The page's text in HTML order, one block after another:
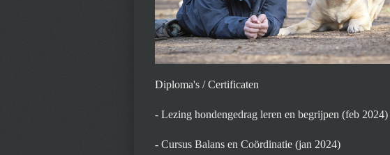
Diploma's / Certificaten
- Lezing hondengedrag leren en begrijpen (feb 2024)
- Cursus Balans en Coördinatie (jan 2024)